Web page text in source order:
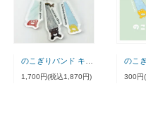
1,700円(税込1,870円) 300円